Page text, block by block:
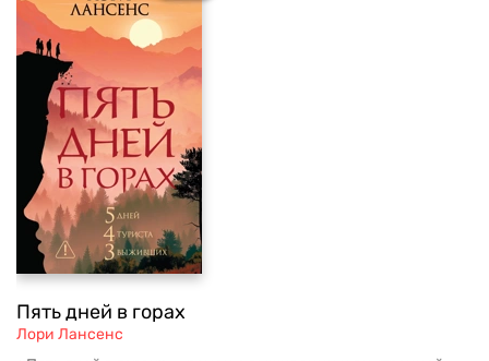
Пять дней в горах
Лори Лансенс